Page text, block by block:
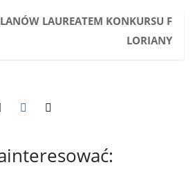
LAUREATEM KONKURSU F
LORIANY